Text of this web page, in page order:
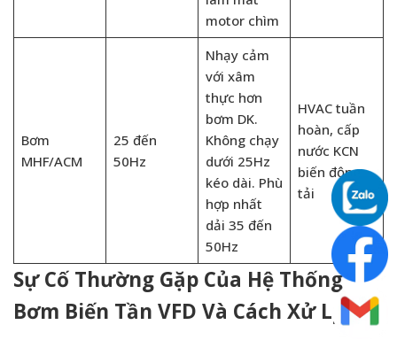
motor chìm
Bơm
MHF/ACM
25 đến
50Hz
Nhạy cảm
với xâm
thực hơn
bơm DK.
Không chạy
dưới 25Hz
kéo dài. Phù
hợp nhất
dải 35 đến
50Hz
HVAC tuần
hoàn, cấp
nước KCN
biến động
tải
Sự Cố Thường Gặp Của Hệ Thống
Bơm Biến Tần VFD Và Cách Xử Lý